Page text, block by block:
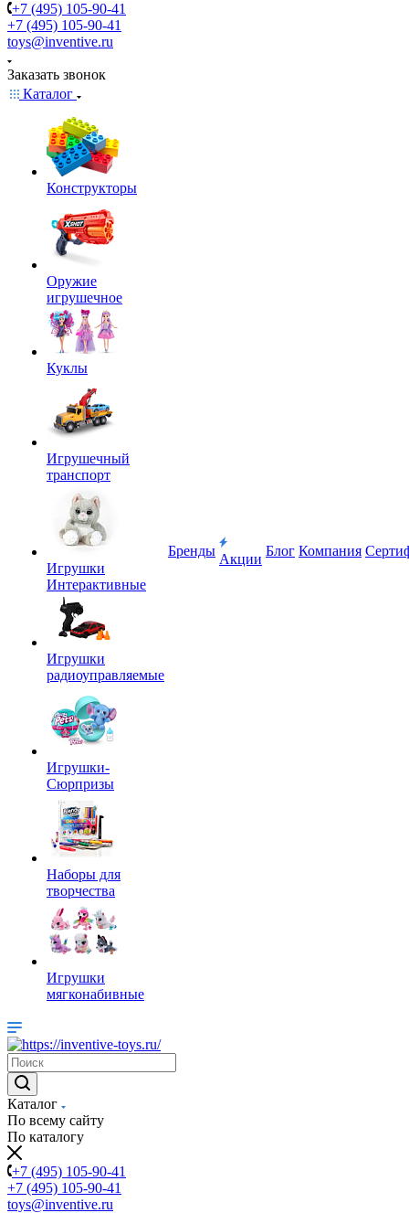
+7 (495) 105-90-41
+7 (495) 105-90-41
toys@inventive.ru
Заказать звонок
Каталог
Конструкторы
Оружие
игрушечное
Куклы
Игрушечный
транспорт
Игрушки
Интерактивные
Игрушки
радиоуправляемые
Игрушки-
Сюрпризы
Наборы для
творчества
Игрушки
мягконабивные
Бренды
Акции
Блог Компания
Каталог
По всему сайту
По каталогу
+7 (495) 105-90-41
+7 (495) 105-90-41
toys@inventive.ru